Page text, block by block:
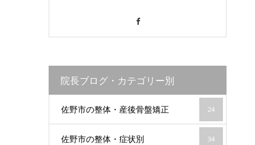
院長ブログ・カテゴリー別
佐野市の整体・産後骨盤矯正 24
佐野市の整体・症状別 34